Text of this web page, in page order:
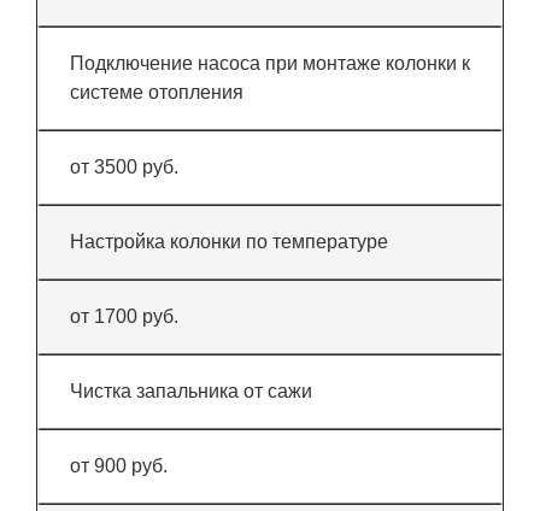
Подключение насоса при монтаже колонки к
системе отопления
от 3500 руб.
Настройка колонки по температуре
от 1700 руб.
Чистка запальника от сажи
от 900 руб.